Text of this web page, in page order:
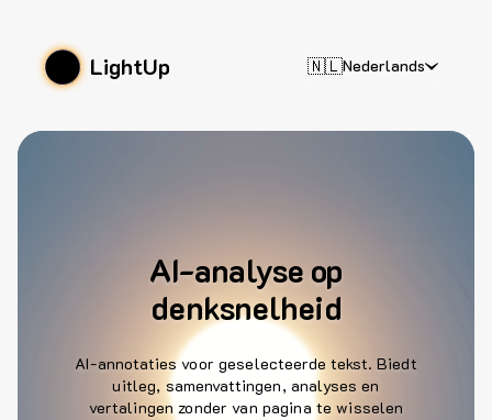
LightUp 🇳🇱Nederlands
AI-analyse op
denksnelheid
AI-annotaties voor geselecteerde tekst. Biedt
uitleg, samenvattingen, analyses en
vertalingen zonder van pagina te wisselen